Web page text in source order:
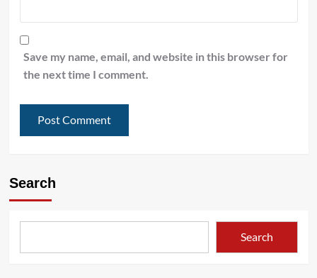
Save my name, email, and website in this browser for
the next time I comment.
Search
Search